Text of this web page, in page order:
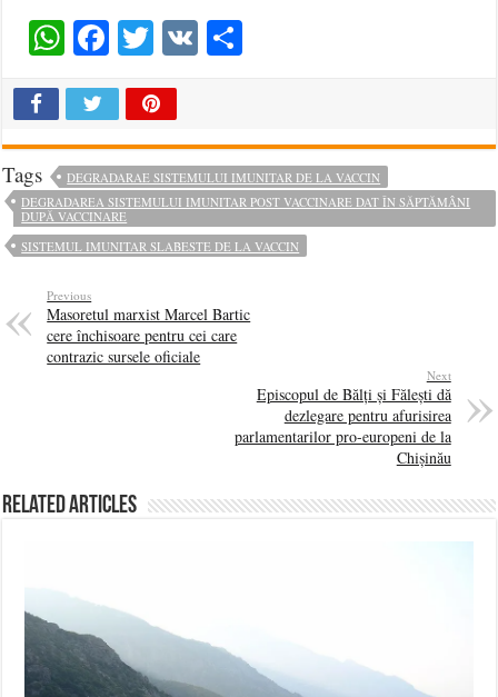
WhatsApp
Facebook
Twitter
VK
Tags
DEGRADARAE SISTEMULUI IMUNITAR DE LA VACCIN
DEGRADAREA SISTEMULUI IMUNITAR POST VACCINARE DAT ÎN SĂPTĂMÂNI
DUPĂ VACCINARE
SISTEMUL IMUNITAR SLABESTE DE LA VACCIN
Previous
Masoretul marxist Marcel Bartic
cere închisoare pentru cei care
contrazic sursele oficiale
Next
Episcopul de Bălți și Fălești dă
dezlegare pentru afurisirea
parlamentarilor pro-europeni de la
Chișinău
Related Articles